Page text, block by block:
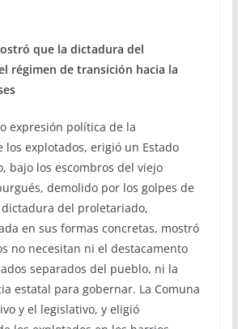
que la dictadura del
régimen de transición hacia la
expresión política de la
los explotados, erigió un Estado
bajo los escombros del viejo
demolido por los golpes de
del proletariado,
en sus formas concretas, mostró
no necesitan ni el destacamento
separados del pueblo, ni la
estatal para gobernar. La Comuna
y el legislativo, y eligió